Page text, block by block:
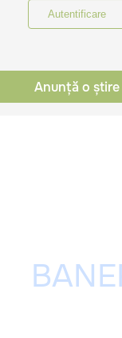
Autentificare
Anunță o știre